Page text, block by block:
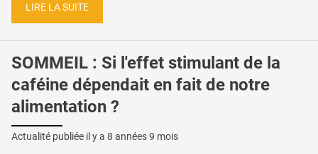
LIRE LA SUITE
SOMMEIL : Si l'effet stimulant de la
caféine dépendait en fait de notre
alimentation ?
Actualité publiée il y a 8 années 9 mois